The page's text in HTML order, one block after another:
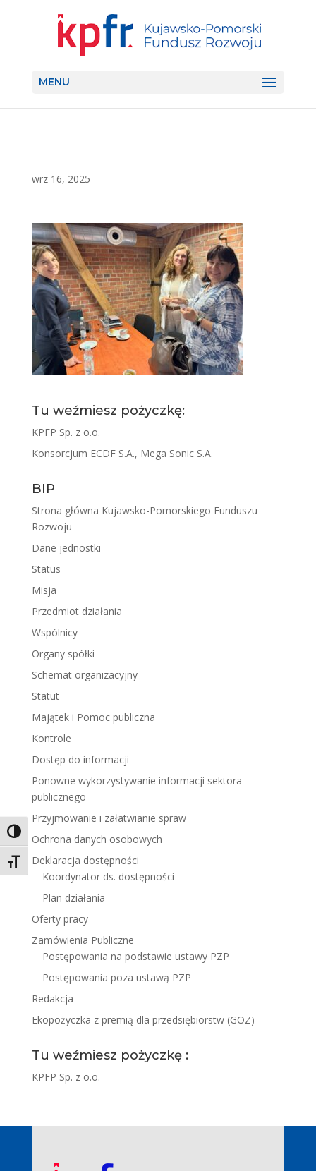
Toggle High Contrast
Toggle Font size
MENU
wrz 16, 2025
Tu weźmiesz pożyczkę:
KPFP Sp. z o.o.
Konsorcjum ECDF S.A., Mega Sonic S.A.
BIP
Strona główna Kujawsko-Pomorskiego Funduszu
Rozwoju
Dane jednostki
Status
Misja
Przedmiot działania
Wspólnicy
Organy spółki
Schemat organizacyjny
Statut
Majątek i Pomoc publiczna
Kontrole
Dostęp do informacji
Ponowne wykorzystywanie informacji sektora
publicznego
Przyjmowanie i załatwianie spraw
Ochrona danych osobowych
Deklaracja dostępności
Koordynator ds. dostępności
Plan działania
Oferty pracy
Zamówienia Publiczne
Postępowania na podstawie ustawy PZP
Postępowania poza ustawą PZP
Redakcja
Ekopożyczka z premią dla przedsiębiorstw (GOZ)
Tu weźmiesz pożyczkę :
KPFP Sp. z o.o.